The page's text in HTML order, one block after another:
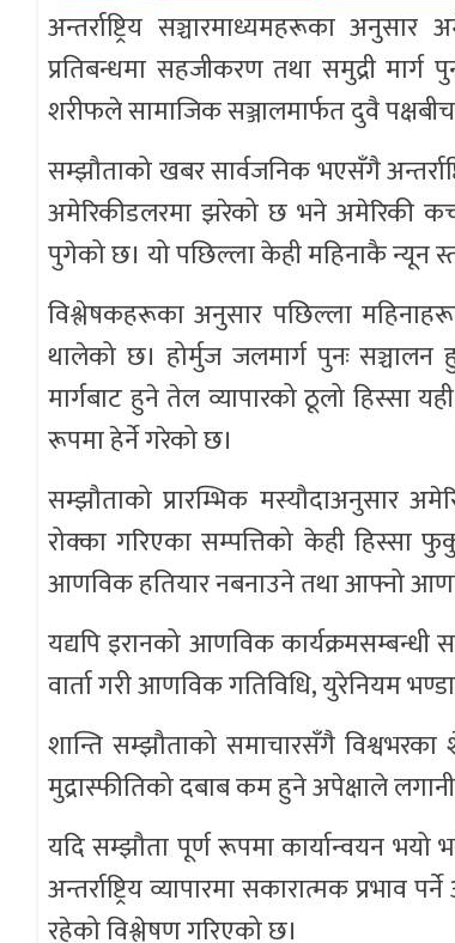
अन्तर्राष्ट्रिय सञ्चारमाध्यमहरूका अनुसार
प्रतिबन्धमा सहजीकरण तथा समुद्री मार्ग
शरीफले सामाजिक सञ्जालमार्फत दुवै
सम्झौताको खबर सार्वजनिक भएसँगै
अमेरिकीडलरमा झरेको छ भने अमेरिकी
पुगेको छ। यो पछिल्ला केही महिनाकै न्यून
विश्लेषकहरूका अनुसार पछिल्ला
थालेको छ। होर्मुज जलमार्ग पुनः
मार्गबाट हुने तेल व्यापारको ठूलो हिस्सा
रूपमा हेर्ने गरेको छ।
सम्झौताको प्रारम्भिक मस्यौदाअनुसार
रोक्का गरिएका सम्पत्तिको केही हिस्सा
आणविक हतियार नबनाउने तथा आफ्नो
यद्यपि इरानको आणविक
वार्ता गरी आणविक गतिविधि, युरेनियम
शान्ति सम्झौताको समाचारसँगै
मुद्रास्फीतिको दबाब कम हुने अपेक्षाले
यदि सम्झौता पूर्ण रूपमा कार्यान्वयन
अन्तर्राष्ट्रिय व्यापारमा सकारात्मक
रहेको विश्लेषण गरिएको छ।